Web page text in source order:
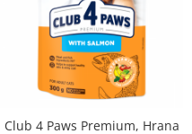
Club 4 Paws Premium, Hrana